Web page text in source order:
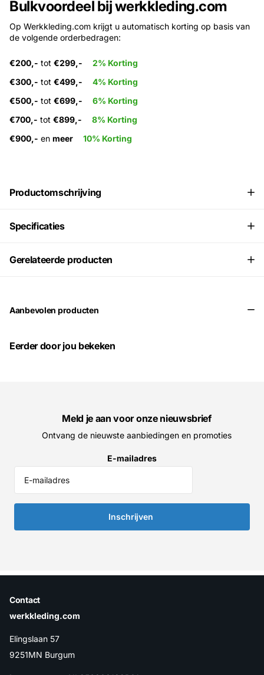
Bulkvoordeel bij werkkleding.com
Op Werkkleding.com krijgt u automatisch korting op basis van
de volgende orderbedragen:
€200,- tot €299,-
2% Korting
€300,- tot €499,-
4% Korting
€500,- tot €699,-
6% Korting
€700,- tot €899,-
8% Korting
€900,- en meer 10% Korting
Productomschrijving
Specificaties
Gerelateerde producten
Aanbevolen producten
Eerder door jou bekeken
Meld je aan voor onze nieuwsbrief
Ontvang de nieuwste aanbiedingen en promoties
E-mailadres
Inschrijven
Contact
werkkleding.com
Elingslaan 57
9251MN Burgum